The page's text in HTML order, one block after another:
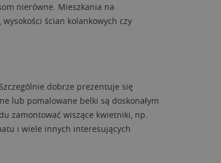
nierówne. Mieszkania na
ścian kolankowych czy
dobrze prezentuje się
lub pomalowane belki są doskonałym
zamontować wiszące kwietniki, np.
i wiele innych interesujących